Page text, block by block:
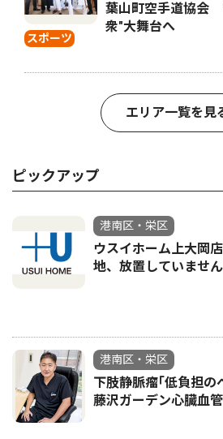
スポーツ
葉山町空手道協会
衆"大舞台へ
エリア一覧を見
ピックアップ
港南区・栄区
ウスイホーム上大岡
地、放置していませ
港南区・栄区
下肢静脈瘤｢低負担
藤沢ガーデン心臓血